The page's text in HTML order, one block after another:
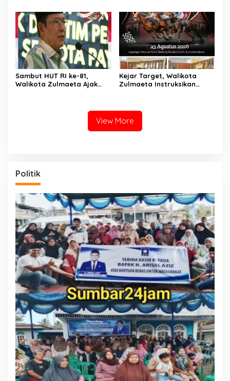
Inisial JP yang Disanggah
Hendryola Asmira
Bukittinggi Awards 2026
Sambut HUT RI ke-81,
Walikota Zulmaeta Ajak
Kejar Target, Walikota
Zulmaeta Instruksikan
View More
Politik